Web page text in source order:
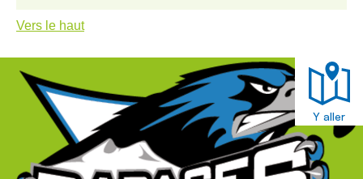
Vers le haut
Y aller